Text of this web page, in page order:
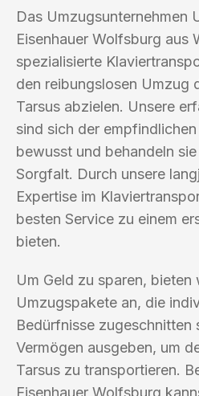
Das Umzugsunternehmen
Eisenhauer Wolfsburg aus
spezialisierte
den reibungslosen Umzug
Tarsus abzielen. Unsere
sind sich der
bewusst und behandeln
Sorgfalt. Durch unsere
Expertise im
besten Service zu einem
bieten.
Um Geld zu sparen,
Umzugspakete an, die
Bedürfnisse zugeschnitten
Vermögen ausgeben, um
Tarsus zu transportieren.
Eisenhauer Wolfsburg